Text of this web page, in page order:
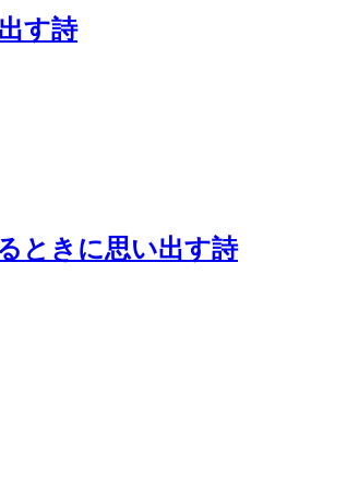
す詩
ときに思い出す詩